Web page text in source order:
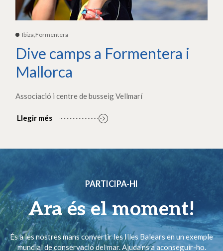
Ibiza,Formentera
Dive camps a Formentera i
Mallorca
Associació i centre de busseig Vellmarí
Llegir més
PARTICIPA-HI
Ara és el moment!
És a les nostres mans convertir les Illes Balears en un exemple
mundial de conservació del mar. Ajuda’ns a aconseguir-ho.